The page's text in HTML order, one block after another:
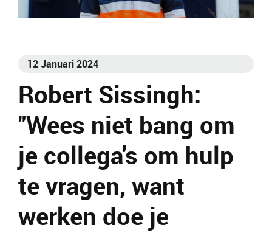
12 Januari 2024
Robert Sissingh:
"Wees niet bang om
je collega's om hulp
te vragen, want
werken doe je